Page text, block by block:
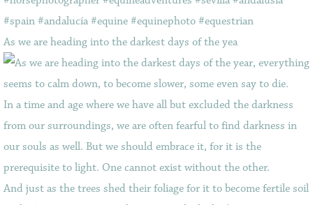
As we are heading into the darkest days of the yea